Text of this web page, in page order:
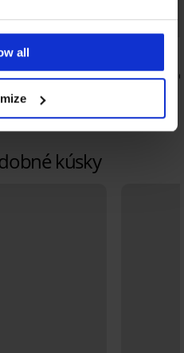
all
s
Hrejivý župan Jenesis
kúsky